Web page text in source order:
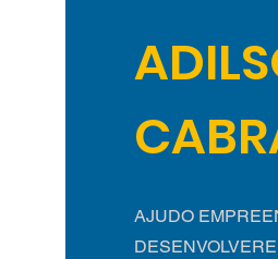
AJUDO